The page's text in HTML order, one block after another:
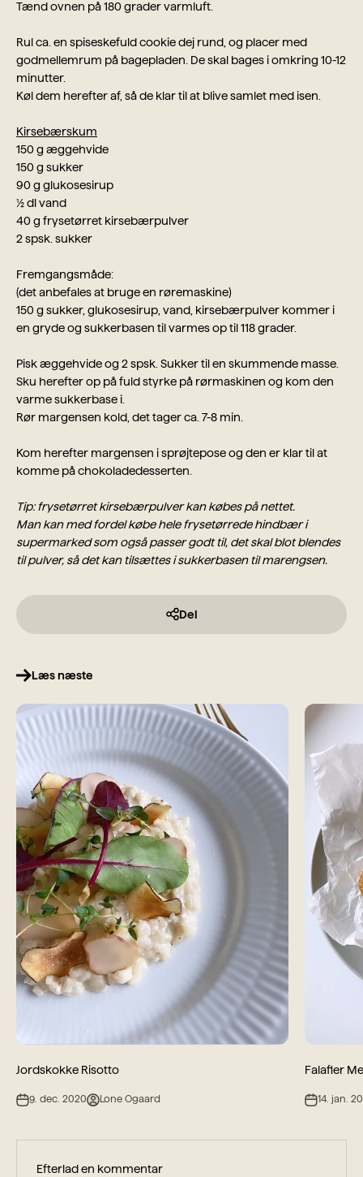
Tænd ovnen på 180 grader varmluft.
Rul ca. en spiseskefuld cookie dej rund, og placer med
godmellemrum på bagepladen. De skal bages i omkring 10-12
minutter.
Køl dem herefter af, så de klar til at blive samlet med isen.
Kirsebærskum
150 g æggehvide
150 g sukker
90 g glukosesirup
½ dl vand
40 g frysetørret kirsebærpulver
2 spsk. sukker
Fremgangsmåde:
(det anbefales at bruge en røremaskine)
150 g sukker, glukosesirup, vand, kirsebærpulver kommer i
en gryde og sukkerbasen til varmes op til 118 grader.
Pisk æggehvide og 2 spsk. Sukker til en skummende masse.
Sku herefter op på fuld styrke på rørmaskinen og kom den
varme sukkerbase i.
Rør margensen kold, det tager ca. 7-8 min.
Kom herefter margensen i sprøjtepose og den er klar til at
komme på chokoladedesserten.
Tip: frysetørret kirsebærpulver kan købes på nettet.
Man kan med fordel købe hele frysetørrede hindbær i
supermarked som også passer godt til, det skal blot blendes
til pulver, så det kan tilsættes i sukkerbasen til marengsen.
Del
Læs næste
Jordskokke Risotto
9. dec. 2020 Lone Ogaard
Falafler
14. jan.
Efterlad en kommentar